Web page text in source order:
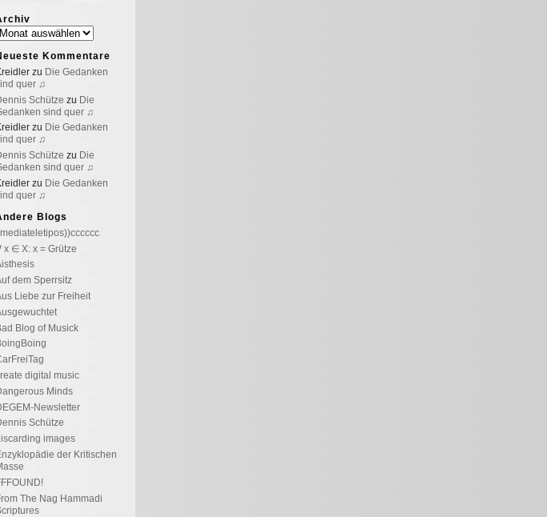
Kommentare
zu Die Gedanken
quer ♫
Schütze zu Die
sind quer ♫
zu Die Gedanken
quer ♫
Schütze zu Die
sind quer ♫
zu Die Gedanken
quer ♫
Blogs
mediateletipos))cccccc
x ∈ X: x = Grütze
dem Sperrsitz
Liebe zur Freiheit
Blog of Musick
digital music
Minds
Newsletter
Schütze
images
der Kritischen
The Nag Hammadi